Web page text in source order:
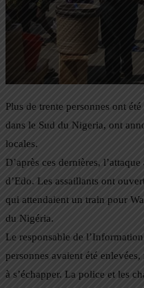
Plus de trente personnes ont
dans le Sud du Nigeria, ont
locales.
D’après ces dernières,
d’Edo. Les assaillants ont
qui attendaient un train pour
du Nigéria.
Le responsable de
personnes avaient été
à s’échapper. La police et les